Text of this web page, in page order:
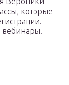
которые
вебинары.